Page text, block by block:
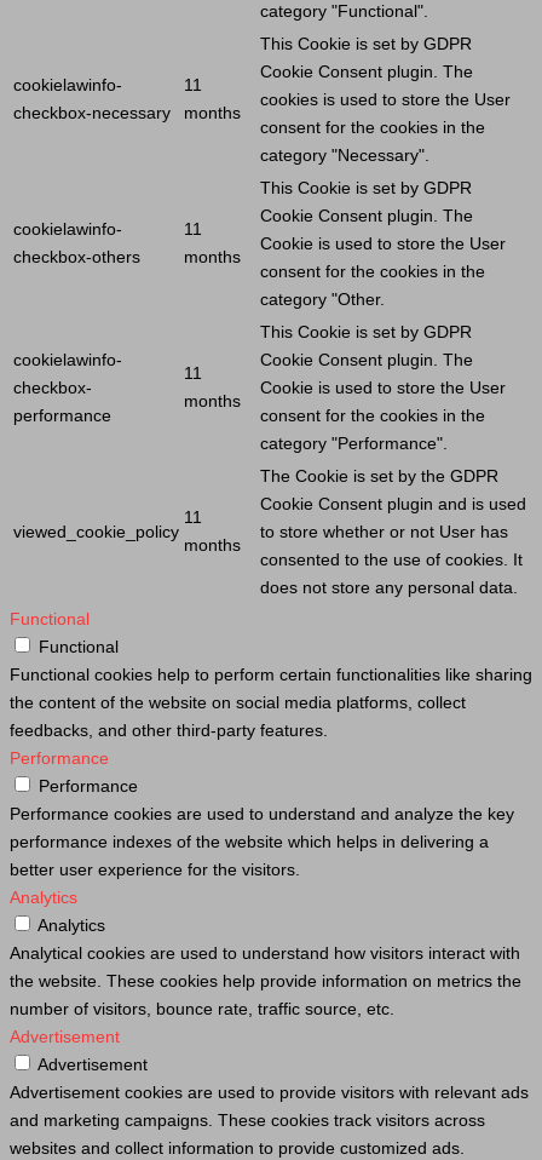
category "Functional".
cookielawinfo-
checkbox-necessary
11
months
This Cookie is set by GDPR
Cookie Consent plugin. The
cookies is used to store the User
consent for the cookies in the
category "Necessary".
cookielawinfo-
checkbox-others
11
months
This Cookie is set by GDPR
Cookie Consent plugin. The
Cookie is used to store the User
consent for the cookies in the
category "Other.
cookielawinfo-
checkbox-
performance
11
months
This Cookie is set by GDPR
Cookie Consent plugin. The
Cookie is used to store the User
consent for the cookies in the
category "Performance".
viewed_cookie_policy
11
months
The Cookie is set by the GDPR
Cookie Consent plugin and is used
to store whether or not User has
consented to the use of cookies. It
does not store any personal data.
Functional
Functional
Functional cookies help to perform certain functionalities like sharing
the content of the website on social media platforms, collect
feedbacks, and other third-party features.
Performance
Performance
Performance cookies are used to understand and analyze the key
performance indexes of the website which helps in delivering a
better user experience for the visitors.
Analytics
Analytics
Analytical cookies are used to understand how visitors interact with
the website. These cookies help provide information on metrics the
number of visitors, bounce rate, traffic source, etc.
Advertisement
Advertisement
Advertisement cookies are used to provide visitors with relevant ads
and marketing campaigns. These cookies track visitors across
websites and collect information to provide customized ads.